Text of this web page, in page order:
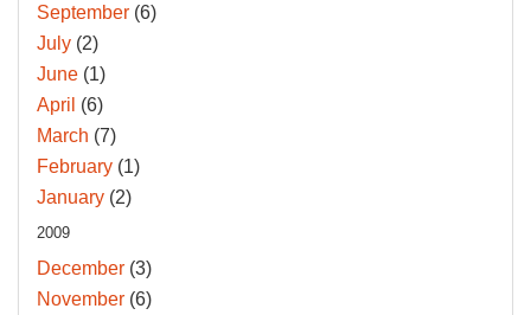
September (6)
July (2)
June (1)
April (6)
March (7)
February (1)
January (2)
2009
December (3)
November (6)